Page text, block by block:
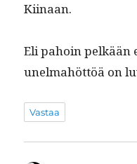
Kiinaan.
Eli pahoin pelkään
unelmahöt­töä on
Vastaa